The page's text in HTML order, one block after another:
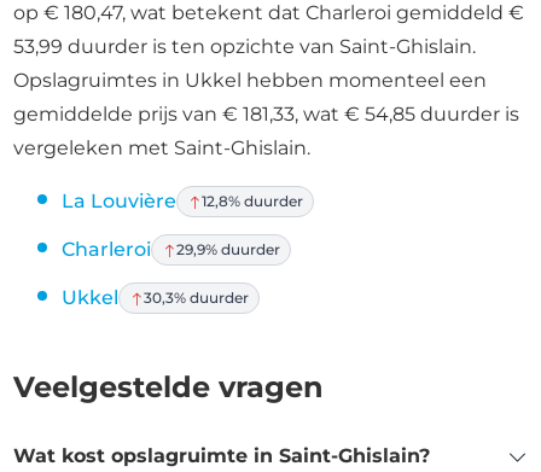
op € 180,47, wat betekent dat Charleroi gemiddeld €
53,99 duurder is ten opzichte van Saint-Ghislain.
Opslagruimtes in Ukkel hebben momenteel een
gemiddelde prijs van € 181,33, wat € 54,85 duurder is
vergeleken met Saint-Ghislain.
La Louvière 12,8% duurder
Charleroi 29,9% duurder
Ukkel 30,3% duurder
Veelgestelde vragen
Wat kost opslagruimte in Saint-Ghislain?